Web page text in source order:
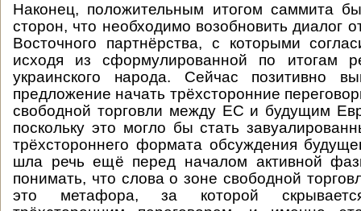
Наконец, положительным итогом саммита
сторон, что необходимо возобновить диалог
Восточного партнёрства, с которыми
исходя из сформулированной по итогам
украинского народа. Сейчас позитивно
предложение начать трёхсторонние
свободной торговли между ЕС и будущим
поскольку это могло бы стать
трёхстороннего формата обсуждения
шла речь ещё перед началом активной
понимать, что слова о зоне свободной
это метафора, за которой